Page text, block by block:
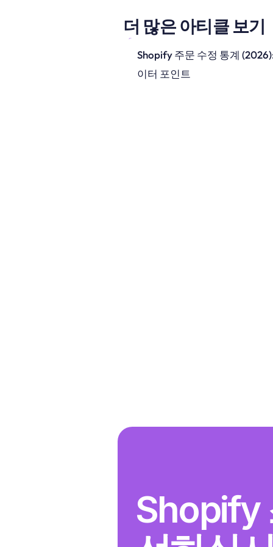
더 많은 아티클 보기
Shopify 주문 수정 통계
이터 포인트
Shopify